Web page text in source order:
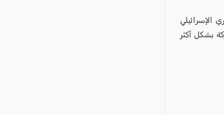
الإسرائيلي
بشكل أكثر